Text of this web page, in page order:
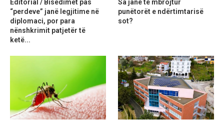
Editorial / Bisedimet pas
“perdeve” janë legjitime në
diplomaci, por para
nënshkrimit patjetër të
ketë...
Sa janë të mbrojtur
punëtorët e ndërtimtarisë
sot?